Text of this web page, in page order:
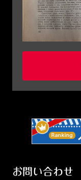
お問い合わせ